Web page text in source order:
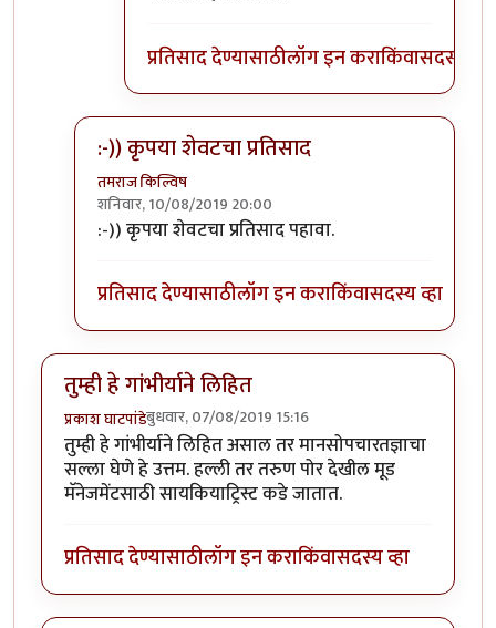
प्रतिसाद देण्यासाठीलॉग इन कराकिंवासदस्य व्हा
:-)) कृपया शेवटचा प्रतिसाद
तमराज किल्विष
शनिवार, 10/08/2019 20:00
In reply toगीता मला फार आवडायची. खूप
:-)) कृपया शेवटचा प्रतिसाद पहावा.
प्रतिसाद देण्यासाठीलॉग इन कराकिंवासदस्य व्हा
तुम्ही हे गांभीर्याने लिहित
प्रकाश घाटपांडेबुधवार, 07/08/2019 15:16
तुम्ही हे गांभीर्याने लिहित असाल तर मानसोपचारतज्ञाचा
सल्ला घेणे हे उत्तम. हल्ली तर तरुण पोर देखील मूड
मॅनेजमेंटसाठी सायकियाट्रिस्ट कडे जातात.
प्रतिसाद देण्यासाठीलॉग इन कराकिंवासदस्य व्हा